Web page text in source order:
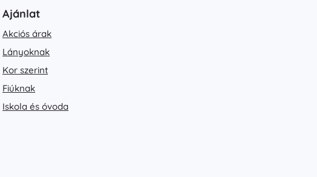
Ajánlat
Akciós árak
Lányoknak
Kor szerint
Fiúknak
Iskola és óvoda